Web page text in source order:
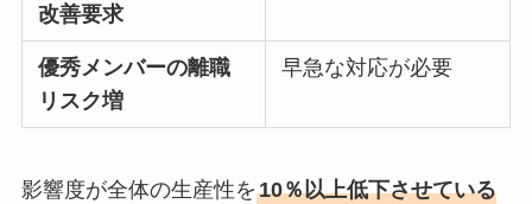
改善要求
優秀メンバーの離職
リスク増
早急な対応が必要
影響度が全体の生産性を10％以上低下させている